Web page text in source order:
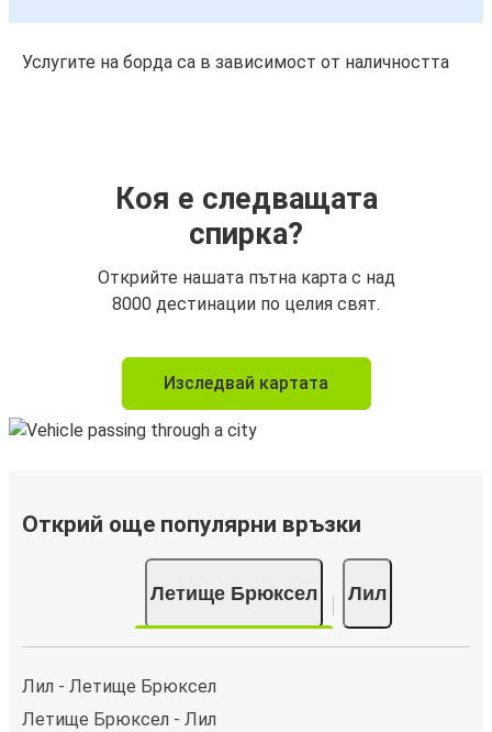
Услугите на борда са в зависимост от наличността
Коя е следващата
спирка?
Открийте нашата пътна карта с над
8000 дестинации по целия свят.
Изследвай картата
Открий още популярни връзки
Летище Брюксел Лил
Лил - Летище Брюксел
Летище Брюксел - Лил